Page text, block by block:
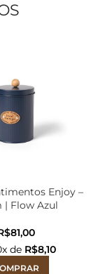
Enjoy –
| Flow Azul
x de R$8,10